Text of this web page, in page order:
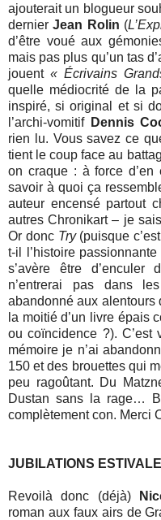
ajouterait un blogueur
dernierJean Rolin (
d’être voué aux
mais pas plus qu’un tas
jouent « Écrivains
quelle médiocrité de la
inspiré, si original et si
l’archi-vomitif Dennis
rien lu. Vous savez ce
tient le coup face au
on craque : à force
savoir à quoi ça
auteur encensé partout
autres Chronikart – je
Or donc Try(puisque
t-il l’histoire
s’avère être
n’entrerai pas dans
abandonné aux alentours
la moitié d’un livre épais
ou coïncidence ?). C’est
mémoire je n’ai
150 et des brouettes qui
peu ragoûtant. Du
Dustan sans la rage…
complètement con. Merci
JUBILATIONS
Revoilà donc (déjà)
roman aux faux airs de